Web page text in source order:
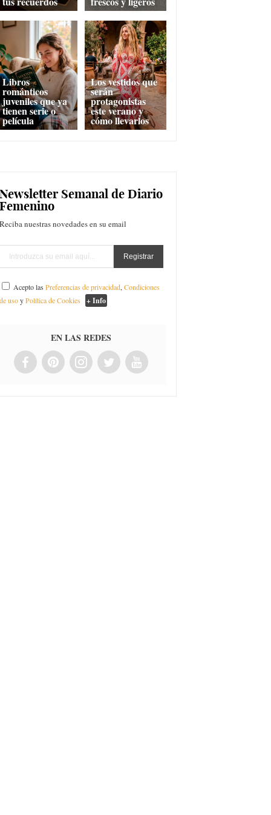
Libros
románticos
juveniles que ya
tienen serie o
película
Los vestidos que
serán
protagonistas
este verano y
cómo llevarlos
Newsletter Semanal de Diario
Femenino
Reciba nuestras novedades en su email
Acepto lasPreferencias de privacidad,Condiciones
de usoyPolítica de Cookies + Info
EN LAS REDES